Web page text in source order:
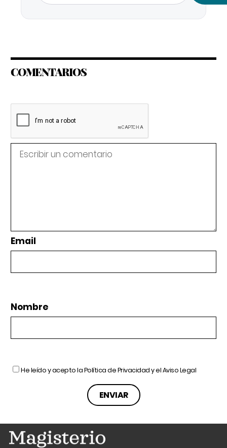
COMENTARIOS
Email
Nombre
He leído y acepto laPolítica de Privacidady elAviso Legal